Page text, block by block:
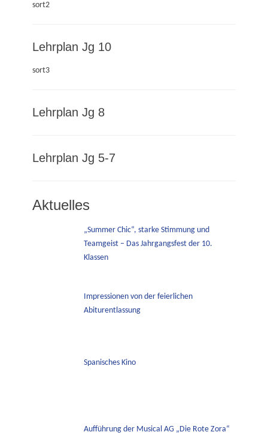
sort2
Lehrplan Jg 10
sort3
Lehrplan Jg 8
Lehrplan Jg 5-7
Aktuelles
„Summer Chic“, starke Stimmung und
Teamgeist – Das Jahrgangsfest der 10.
Klassen
Impressionen von der feierlichen
Abiturentlassung
Spanisches Kino
Aufführung der Musical AG „Die Rote Zora“